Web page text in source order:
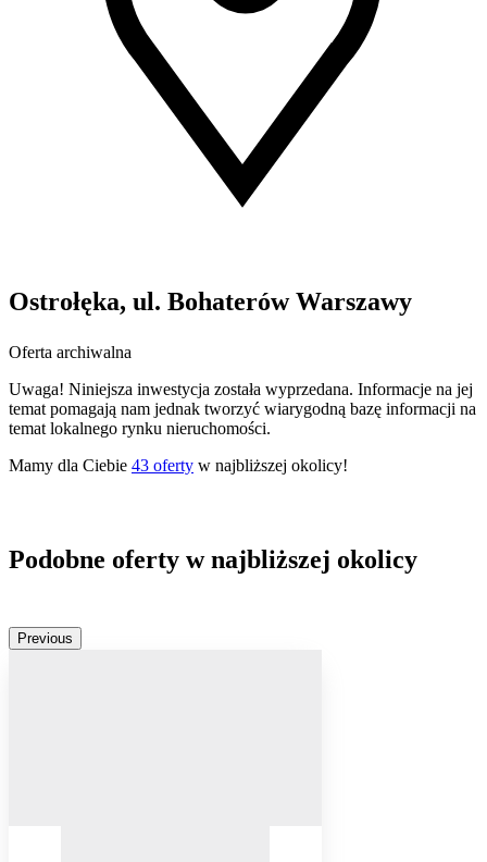
Ostrołęka, ul. Bohaterów Warszawy
Oferta archiwalna
Uwaga! Niniejsza inwestycja została wyprzedana. Informacje na jej
temat pomagają nam jednak tworzyć wiarygodną bazę informacji na
temat lokalnego rynku nieruchomości.
Mamy dla Ciebie 43 oferty w najbliższej okolicy!
Podobne oferty w najbliższej okolicy
Previous